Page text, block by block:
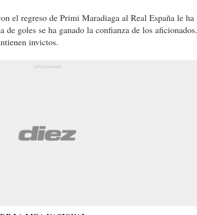
el regreso de Primi Maradiaga al Real España le ha
de goles se ha ganado la confianza de los aficionados.
invictos.